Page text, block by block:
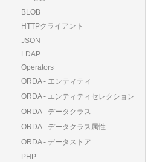
BLOB
HTTPクライアント
JSON
LDAP
Operators
ORDA - エンティティ
ORDA - エンティティセレクション
ORDA - データクラス
ORDA - データクラス属性
ORDA - データストア
PHP